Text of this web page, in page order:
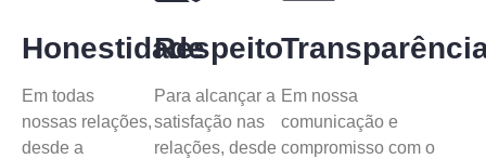
Honestidade
Em todas
nossas relações,
desde a
Respeito
Para alcançar a
satisfação nas
relações, desde
Em nossa
comunicação e
compromisso com o